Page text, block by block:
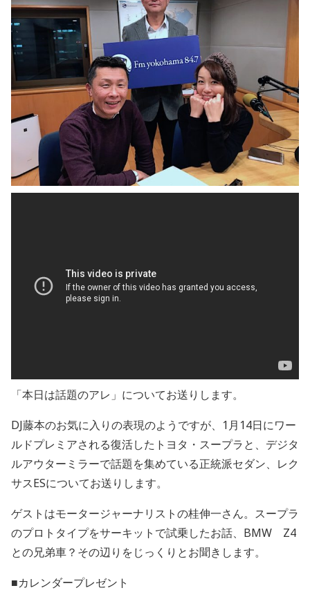
「本日は話題のアレ」についてお送りします。
DJ藤本のお気に入りの表現のようですが、1月14日にワー
ルドプレミアされる復活したトヨタ・スープラと、デジタ
ルアウターミラーで話題を集めている正統派セダン、レク
サスESについてお送りします。
ゲストはモータージャーナリストの桂伸一さん。スープラ
のプロトタイプをサーキットで試乗したお話、BMW Z4
との兄弟車？その辺りをじっくりとお聞きします。
■カレンダープレゼント